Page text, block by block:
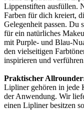
Lippenstiften ausfüllen.
Farben für dich kreiert,
Gelegenheit passen. Du
für ein natürliches
mit Purple- und Blau-
den vielseitigen
inspirieren und
Praktischer
Lipliner gehören in jede
der Anwendung. Wir
einen Lipliner besitzen